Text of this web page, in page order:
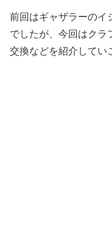
前回はギャザラーのイ
でしたが、今回はクラ
交換などを紹介してい